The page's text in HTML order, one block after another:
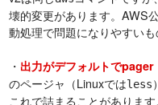
壊的変更があります。AWS
動処理で問題になりやすいも
・ 出力がデフォルトで
のページャ（Linuxではless
これで詰まることがありま